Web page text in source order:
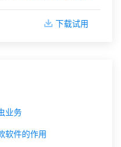
下载试用
业务
软件的作用